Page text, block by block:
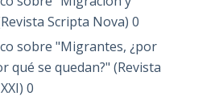
Scripta Nova) 0
sobre "Migrantes, ¿por
qué se quedan?" (Revista
0